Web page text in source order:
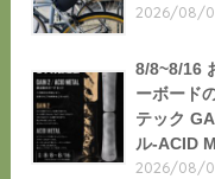
2026/08/
8/8~8/16
ーボード
テック
ル-ACID
2026/08/